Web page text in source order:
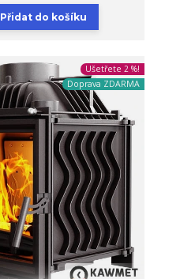
Přidat do košíku
Ušetřete 2 %!
Doprava ZDARMA